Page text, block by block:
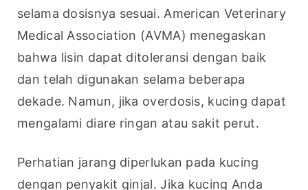
selama dosisnya sesuai. American Veterinary
Medical Association (AVMA) menegaskan
bahwa lisin dapat ditoleransi dengan baik
dan telah digunakan selama beberapa
dekade. Namun, jika overdosis, kucing dapat
mengalami diare ringan atau sakit perut.
Perhatian jarang diperlukan pada kucing
dengan penyakit ginjal. Jika kucing Anda